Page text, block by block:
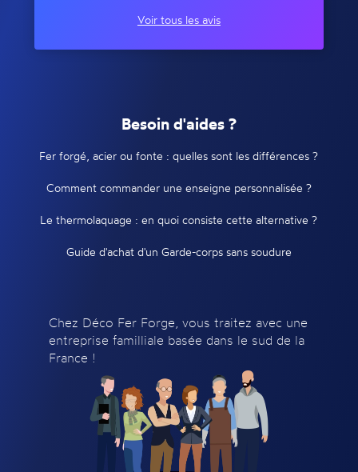
Voir tous les avis
Besoin d'aides ?
Fer forgé, acier ou fonte : quelles sont les différences ?
Comment commander une enseigne personnalisée ?
Le thermolaquage : en quoi consiste cette alternative ?
Guide d'achat d'un Garde-corps sans soudure
Chez Déco Fer Forge, vous traitez avec une
entreprise familliale basée dans le sud de la
France !